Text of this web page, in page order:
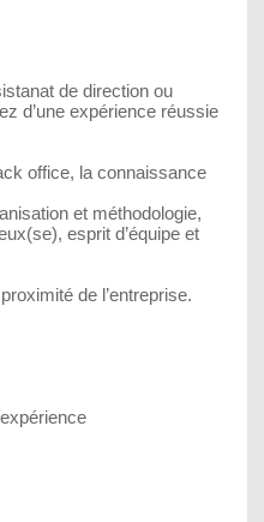
de direction ou
d’une expérience réussie
office, la connaissance
et méthodologie,
esprit d’équipe et
de l’entreprise.